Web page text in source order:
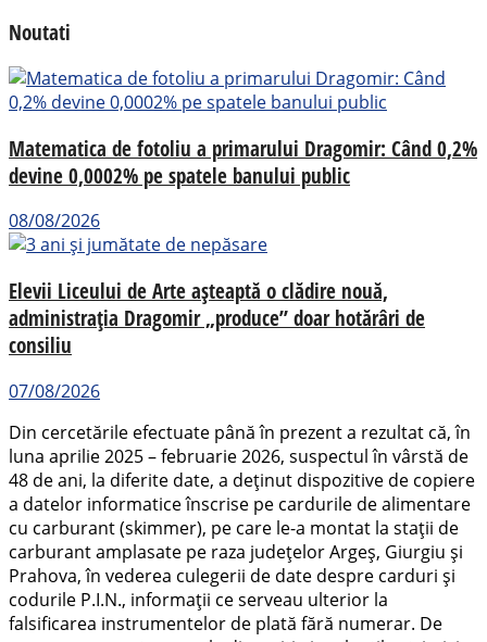
Noutati
Matematica de fotoliu a primarului Dragomir: Când 0,2%
devine 0,0002% pe spatele banului public
08/08/2026
Elevii Liceului de Arte așteaptă o clădire nouă,
administrația Dragomir „produce” doar hotărâri de
consiliu
07/08/2026
Din cercetările efectuate până în prezent a rezultat că, în
luna aprilie 2025 – februarie 2026, suspectul în vârstă de
48 de ani, la diferite date, a deținut dispozitive de copiere
a datelor informatice înscrise pe cardurile de alimentare
cu carburant (skimmer), pe care le-a montat la stații de
carburant amplasate pe raza județelor Argeș, Giurgiu și
Prahova, în vederea culegerii de date despre carduri şi
codurile P.I.N., informații ce serveau ulterior la
falsificarea instrumentelor de plată fără numerar. De